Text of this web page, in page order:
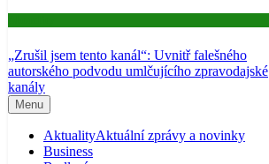
„Zrušil jsem tento kanál“: Uvnitř falešného
autorského podvodu umlčujícího zpravodajské
kanály
Menu
AktualityAktuální zprávy a novinky
Business